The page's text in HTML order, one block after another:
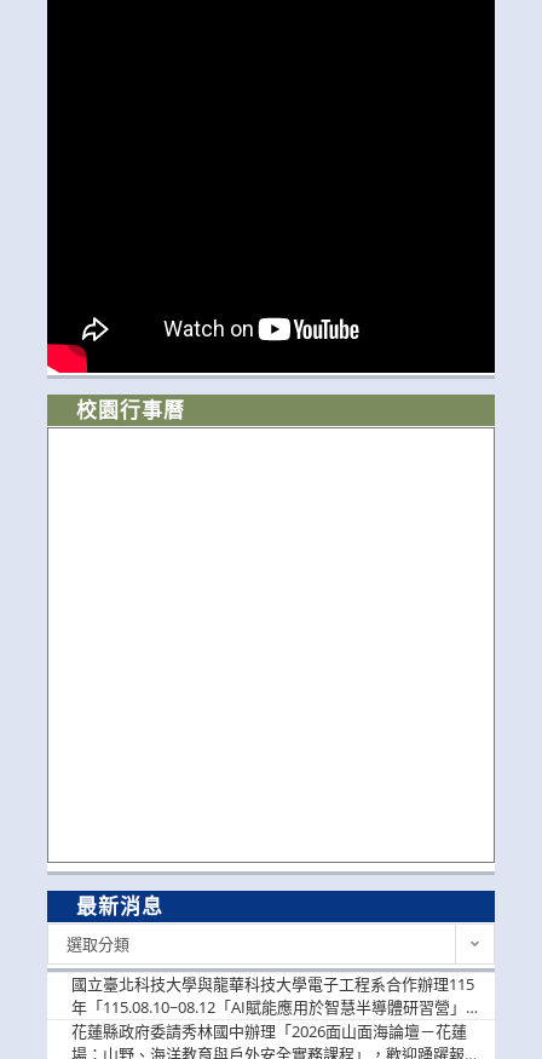
校園行事曆
最新消息
選取分類
國立臺北科技大學與龍華科技大學電子工程系合作辦理115
年「115.08.10~08.12「AI賦能應用於智慧半導體研習營」，
歡迎學生踴躍報名參加
花蓮縣政府委請秀林國中辦理「2026面山面海論壇－花蓮
場：山野、海洋教育與戶外安全實務課程」，歡迎踴躍報名